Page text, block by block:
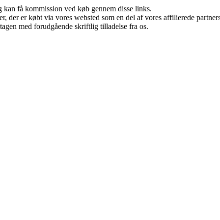
få kommission ved køb gennem disse links.
er købt via vores websted som en del af vores affilierede
med forudgående skriftlig tilladelse fra os.